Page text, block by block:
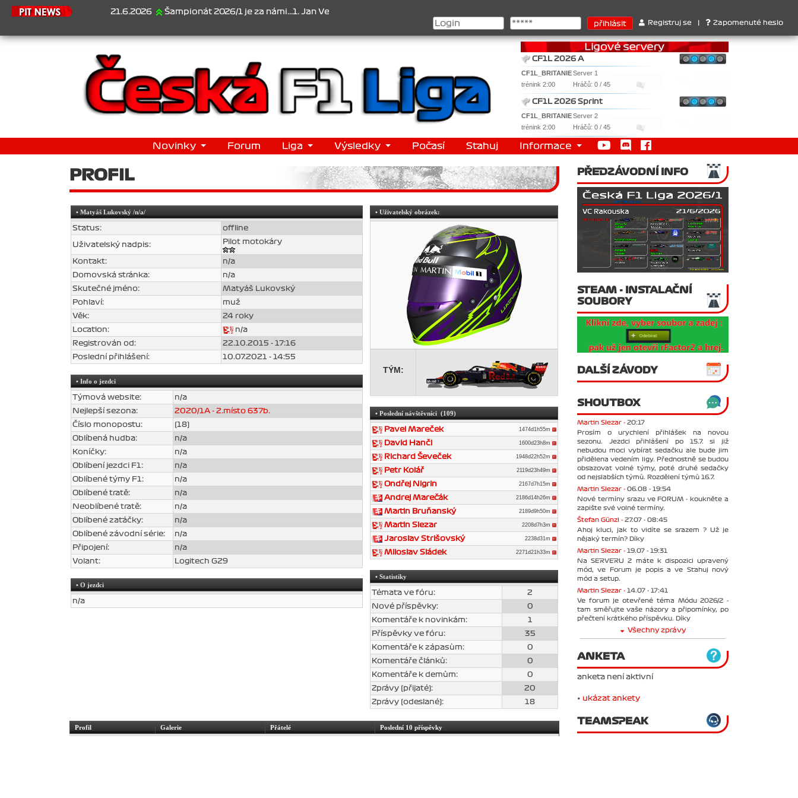
21.6.2026 Šampionát 2026/1 je za námi...1. Jan Veselý , 2. Jan Nováček , 3. Jakub Chmelík , Pohár konstruktérů : 1. Ferrari . 2. Williams , 3. RedBull ..... SprintCup - 1.
Registruj se Zapomenuté heslo
CF1L 2026 A
CF1L_BRITANIEServer 1
trénink 2:00
Hráčů: 0 / 45
CF1L 2026 Sprint
CF1L_BRITANIEServer 2
trénink 2:00
Hráčů: 0 / 45
Novinky Forum Liga Výsledky Počasí Stahuj Informace
PROFIL
• Matyáš Lukovský /n/a/
Status: offline
Uživatelský nadpis: Pilot motokáry
Kontakt:
n/a
Domovská stránka:
n/a
Skutečné jméno:
Matyáš Lukovský
Pohlaví:
muž
Věk:
24 roky
Location:
n/a
Registrován od:
22.10.2015 - 17:16
Poslední přihlášení:
10.07.2021 - 14:55
• Info o jezdci
Týmová website:
n/a
Nejlepší sezona:
2020/1A - 2.místo 637b.
Číslo monopostu:
(18)
Oblíbená hudba:
n/a
Koníčky:
n/a
Oblíbení jezdci F1:
n/a
Oblíbené týmy F1:
n/a
Oblíbené tratě:
n/a
Neoblíbené tratě:
n/a
Oblíbené zatáčky:
n/a
Oblíbené závodní série:
n/a
Připojení:
n/a
Volant:
Logitech G29
• O jezdci
n/a
• Uživatelský obrázek:
TÝM:
• Poslední návštěvníci (109)
Pavel Mareček 1474d1h55m
David Hančl 1600d23h8m
Richard Ševeček 1948d22h52m
Petr Kolář 2119d23h49m
Ondřej Nigrin 2167d7h15m
Andrej Marečák 2186d14h26m
Martin Bruňanský 2189d9h50m
Martin Slezar 2208d7h3m
Jaroslav Strišovský 2238d31m
Miloslav Sládek 2271d21h33m
• Statistiky
Témata ve fóru:
2
Nové příspěvky:
0
Komentáře k novinkám:
1
Příspěvky ve fóru:
35
Komentáře k zápasùm:
0
Komentáře článků:
0
Komentáře k demům:
0
Zprávy (přijaté):
20
Zprávy (odeslané):
18
Profil Galerie Přátelé Poslední 10 příspěvky
PŘEDZÁVODNÍ INFO
STEAM - INSTALAČNÍ
SOUBORY
DALŠÍ ZÁVODY
SHOUTBOX
Martin Slezar - 20:17
Prosím o urychlení přihlášek na novou
sezonu. Jezdci přihlášení po 15.7. si již
nebudou moci vybírat sedačku ale bude jim
přidělena vedením ligy. Přednostně se budou
obsazovat volné týmy, poté druhé sedačky
od nejslabších týmů. Rozdělení týmů 16.7.
Martin Slezar - 06.08 - 19:54
Nové termíny srazu ve FORUM - koukněte a
zapište své volné termíny.
Štefan Günzl - 27.07 - 08:45
Ahoj kluci, jak to vidíte se srazem ? Už je
nějaký termín? Díky
Martin Slezar - 19.07 - 19:31
Na SERVERU 2 máte k dispozici upravený
mód, ve Forum je popis a ve Stahuj nový
mód a setup.
Martin Slezar - 14.07 - 17:41
Ve forum je otevřené téma Módu 2026/2 -
tam směřujte vaše názory a připomínky, po
přečtení krátkého příspěvku. Díky
Všechny zprávy
ANKETA
anketa není aktivní
• ukázat ankety
TEAMSPEAK